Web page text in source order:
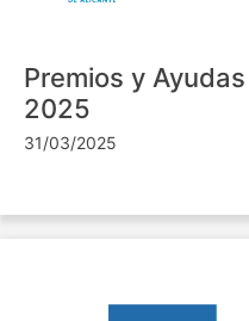
Premios y
2025
31/03/2025